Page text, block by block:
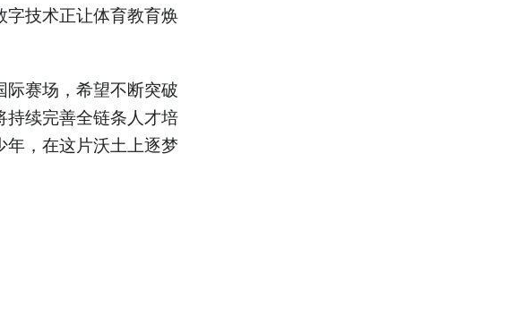
技术正让体育教育焕
赛场，希望不断突破
持续完善全链条人才培
，在这片沃土上逐梦